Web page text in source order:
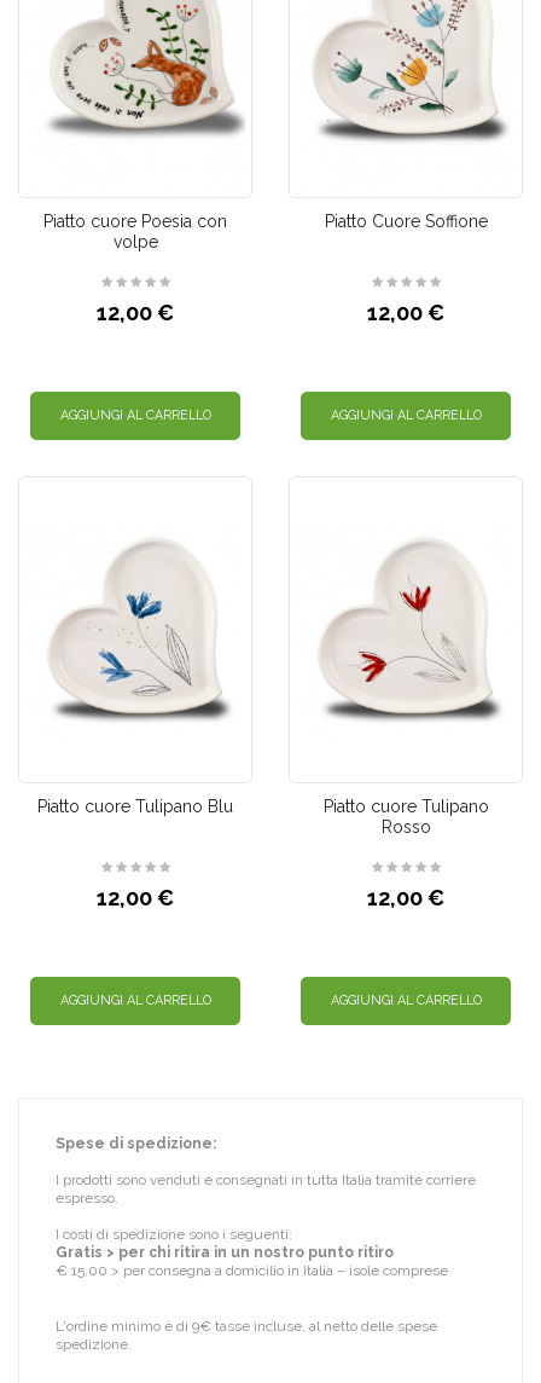
Piatto cuore Poesia con
volpe
12,00 €
AGGIUNGI AL CARRELLO
Piatto Cuore Soffione
12,00 €
AGGIUNGI AL CARRELLO
Piatto cuore Tulipano Blu
12,00 €
AGGIUNGI AL CARRELLO
Piatto cuore Tulipano
Rosso
12,00 €
AGGIUNGI AL CARRELLO
Spese di spedizione:
I prodotti sono venduti e consegnati in tutta Italia tramite corriere
espresso.
I costi di spedizione sono i seguenti:
Gratis > per chi ritira in un nostro punto ritiro
€ 15,00 > per consegna a domicilio in Italia – isole comprese
L'ordine minimo è di 9€ tasse incluse, al netto delle spese
spedizione.